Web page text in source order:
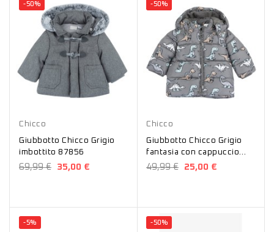
-50%
Chicco
Giubbotto Chicco Grigio
imbottito 87856
69,99 € 35,00 €
-50%
Chicco
Giubbotto Chicco Grigio
fantasia con cappuccio
staccabile 87846
49,99 € 25,00 €
-5% -50%